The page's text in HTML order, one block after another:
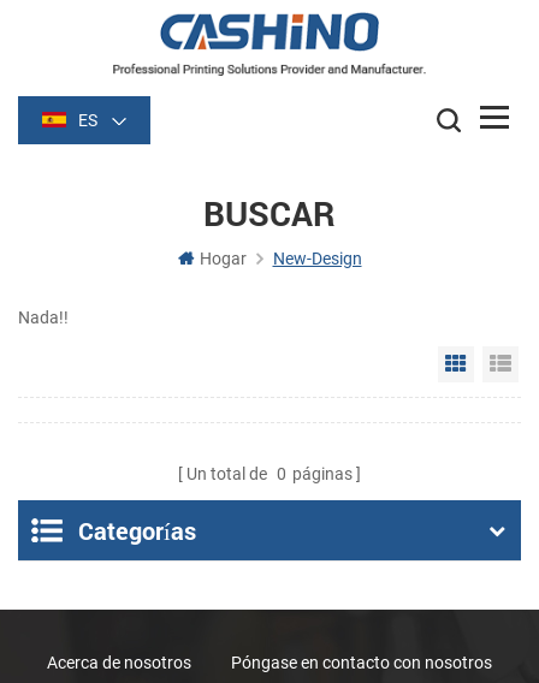
ES
BUSCAR
Hogar New-Design
Nada!!
Grid
Un total de 0 páginas
Categorías
Acerca de nosotros
Póngase en contacto con nosotros